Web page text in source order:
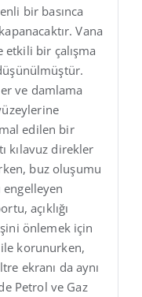
bir basınca
Vana
etkili bir çalışma
ve damlama
edilen bir
kılavuz direkler
buz oluşumu
engelleyen
açıklığı
önlemek için
ile korunurken,
ekranı da aynı
Petrol ve Gaz